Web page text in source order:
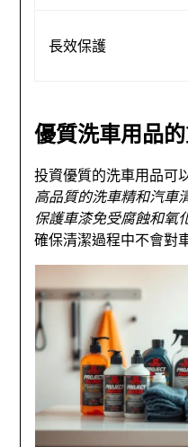
長效保護
優質洗車用品
投資優質的洗車用品可
高品質的洗車精和汽車
保護車漆免受腐蝕和氧
確保清潔過程中不會對